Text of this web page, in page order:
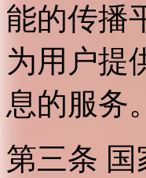
能的传播
为用户提
息的服务。
第三条